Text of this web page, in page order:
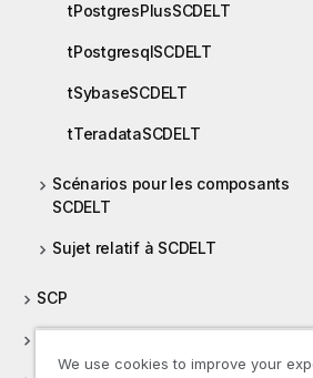
tPostgresPlusSCDELT
tPostgresqlSCDELT
tSybaseSCDELT
tTeradataSCDELT
Scénarios pour les composants
SCDELT
Sujet relatif à SCDELT
SCP
We use cookies to improve your